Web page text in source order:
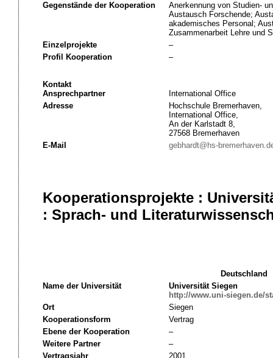
Gegenstände der Kooperation
Anerkennung von Studien-
Austausch Forschende;
akademisches Personal;
Zusammenarbeit Lehre und
Einzelprojekte
–
Profil Kooperation
–
Kontakt
Ansprechpartner
International Office
Adresse
Hochschule Bremerhaven,
International Office,
An der Karlstadt 8,
27568 Bremerhaven
E-Mail
gebhardt@hs-
Kooperationsprojekte :
: Sprach- und
Deutschland
Name der Universität
Universität Siegen
http://www.uni-siegen.de/
Ort
Siegen
Kooperationsform
Vertrag
Ebene der Kooperation
–
Weitere Partner
–
Vertragsjahr
2001